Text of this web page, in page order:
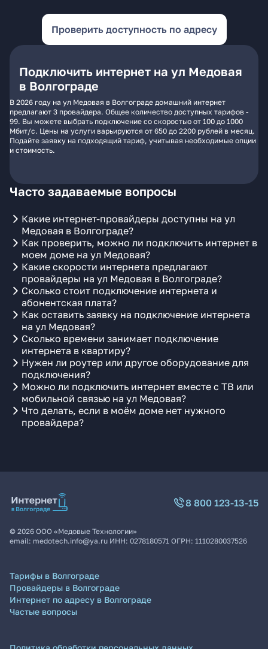
Проверить доступность по адресу
Подключить интернет на ул Медовая
в Волгограде
В 2026 году на ул Медовая в Волгограде домашний интернет
предлагают 3 провайдера. Общее количество доступных тарифов -
99. Вы можете выбрать подключение со скоростью от 100 до 1000
Мбит/с. Цены на услуги варьируются от 650 до 2200 рублей в месяц.
Подайте заявку на подходящий тариф, учитывая необходимые опции
и стоимость.
Часто задаваемые вопросы
Какие интернет-провайдеры доступны на ул
Медовая в Волгограде?
Как проверить, можно ли подключить интернет в
моем доме на ул Медовая?
Какие скорости интернета предлагают
провайдеры на ул Медовая в Волгограде?
Сколько стоит подключение интернета и
абонентская плата?
Как оставить заявку на подключение интернета
на ул Медовая?
Сколько времени занимает подключение
интернета в квартиру?
Нужен ли роутер или другое оборудование для
подключения?
Можно ли подключить интернет вместе с ТВ или
мобильной связью на ул Медовая?
Что делать, если в моём доме нет нужного
провайдера?
8 800 123-13-15
© 2026 ООО «Медовые Технологии»
email: medotech.info@ya.ru ИНН: 0278180571 ОГРН: 1110280037526
Тарифы в Волгограде
Провайдеры в Волгограде
Интернет по адресу в Волгограде
Частые вопросы